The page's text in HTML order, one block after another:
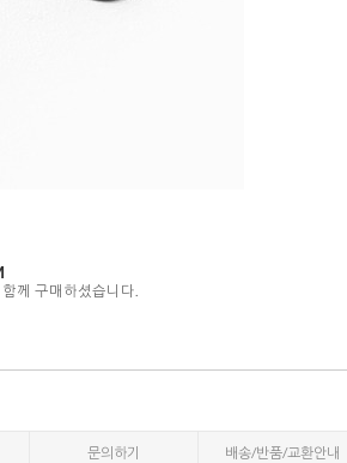
께 구매하셨습니다.
문의하기 배송/반품/교환안내